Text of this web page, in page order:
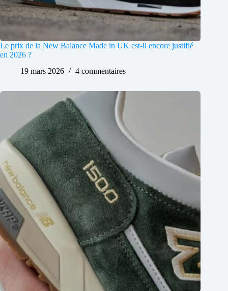
Le prix de la New Balance Made in UK est-il encore justifié
en 2026 ?
19 mars 2026
4 commentaires